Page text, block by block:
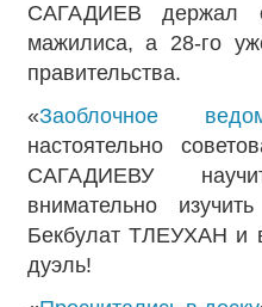
САГАДИЕВ держал
мажилиса, а 28-го
правительства.
«Заоблочное
настоятельно
САГАДИЕВУ
внимательно
Бекбулат ТЛЕУХАН и
дуэль!